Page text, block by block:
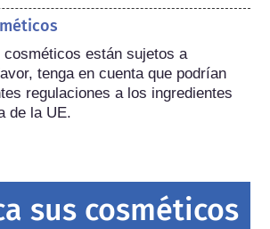
cosméticos están sujetos a
tenga en cuenta que podrían
regulaciones a los ingredientes
de la UE.
sus cosméticos